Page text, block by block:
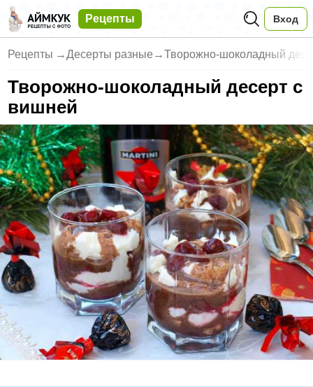
Рецепты Вход
Рецепты →Десерты разные →Творожно-шоколадный
Творожно-шоколадный десерт с
вишней